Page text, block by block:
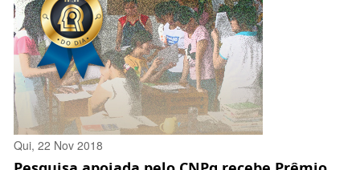
Qui, 22 Nov 2018